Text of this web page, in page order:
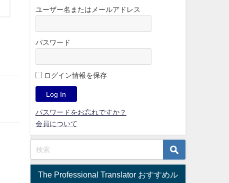
ユーザー名またはメールアドレス
パスワード
ログイン情報を保存
パスワードをお忘れですか？
会員について
The Professional Translator おすすめル